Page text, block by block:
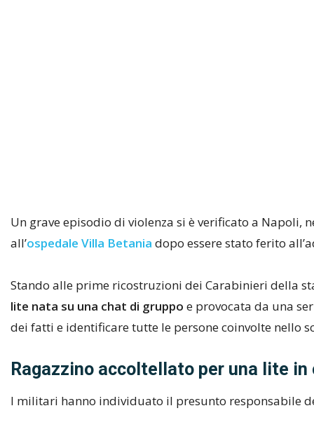
Un grave episodio di violenza si è verificato a Napoli,
all’ospedale Villa Betania dopo essere stato ferito
Stando alle prime ricostruzioni dei Carabinieri della
lite nata su una chat di gruppo e provocata da una
dei fatti e identificare tutte le persone coinvolte nello
Ragazzino accoltellato per una lite
I militari hanno individuato il presunto responsabile